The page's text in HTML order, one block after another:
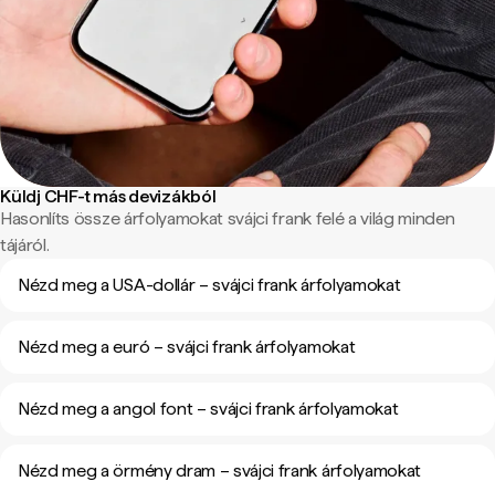
Küldj CHF-t más devizákból
Hasonlíts össze árfolyamokat svájci frank felé a világ minden
tájáról.
Nézd meg a USA-dollár – svájci frank árfolyamokat
Nézd meg a euró – svájci frank árfolyamokat
Nézd meg a angol font – svájci frank árfolyamokat
Nézd meg a örmény dram – svájci frank árfolyamokat